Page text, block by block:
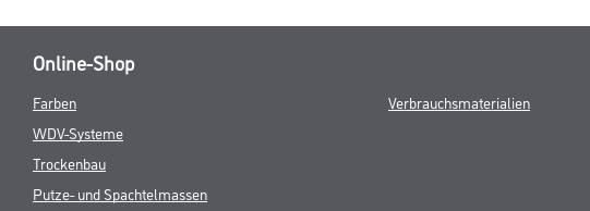
Online-Shop
Farben
WDV-Systeme
Trockenbau
Putze- und Spachtelmassen
Verbrauchsmaterialien